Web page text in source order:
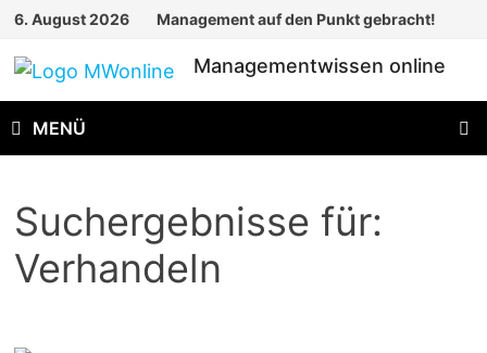
Zum
springen
6. August 2026 Management auf den Punkt gebracht!
Managementwissen online
MENÜ
Suchergebnisse für:
Verhandeln